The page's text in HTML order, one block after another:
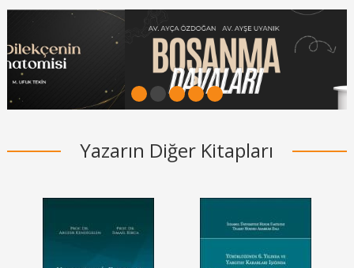
1 2 3 4 5
Yazarın Diğer Kitapları